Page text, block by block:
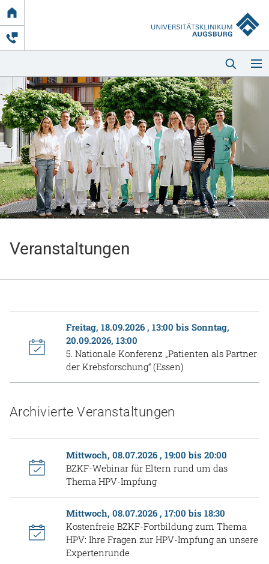
Link
zur
Startseite
Startseite
Kliniken & Einrichtungen
Über uns
Veranstaltungen
Freitag, 18.09.2026 , 13:00 bis Sonntag,
20.09.2026, 13:00
5. Nationale Konferenz „Patienten als Partner
der Krebsforschung“ (Essen)
Archivierte Veranstaltungen
Mittwoch, 08.07.2026 , 19:00 bis 20:00
BZKF-Webinar für Eltern rund um das
Thema HPV-Impfung
Mittwoch, 08.07.2026 , 17:00 bis 18:30
Kostenfreie BZKF-Fortbildung zum Thema
HPV: Ihre Fragen zur HPV-Impfung an unsere
Expertenrunde